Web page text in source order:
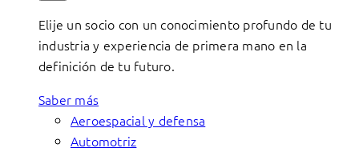
Elije un socio con un conocimiento profundo de tu
industria y experiencia de primera mano en la
definición de tu futuro.
Saber más
Aeroespacial y defensa
Automotriz